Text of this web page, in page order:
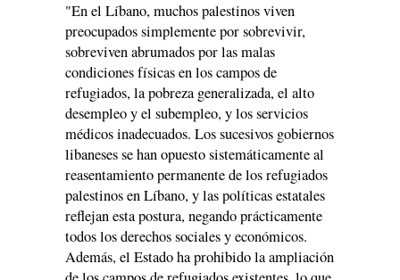
"En el Líbano, muchos palestinos viven
preocupados simplemente por sobrevivir,
sobreviven abrumados por las malas
condiciones físicas en los campos de
refugiados, la pobreza generalizada, el alto
desempleo y el subempleo, y los servicios
médicos inadecuados. Los sucesivos gobiernos
libaneses se han opuesto sistemáticamente al
reasentamiento permanente de los refugiados
palestinos en Líbano, y las políticas estatales
reflejan esta postura, negando prácticamente
todos los derechos sociales y económicos.
Además, el Estado ha prohibido la ampliación